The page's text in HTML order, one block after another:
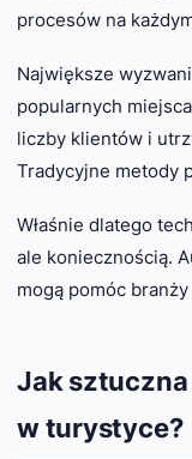
procesów na
Największe
popularnych
liczby klientów i
Tradycyjne metody
Właśnie dlatego
ale koniecznością.
mogą pomóc
Jak
w turystyce?